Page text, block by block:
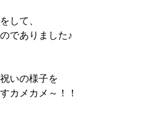
して、
でありました♪
いの様子を
カメカメ～！！